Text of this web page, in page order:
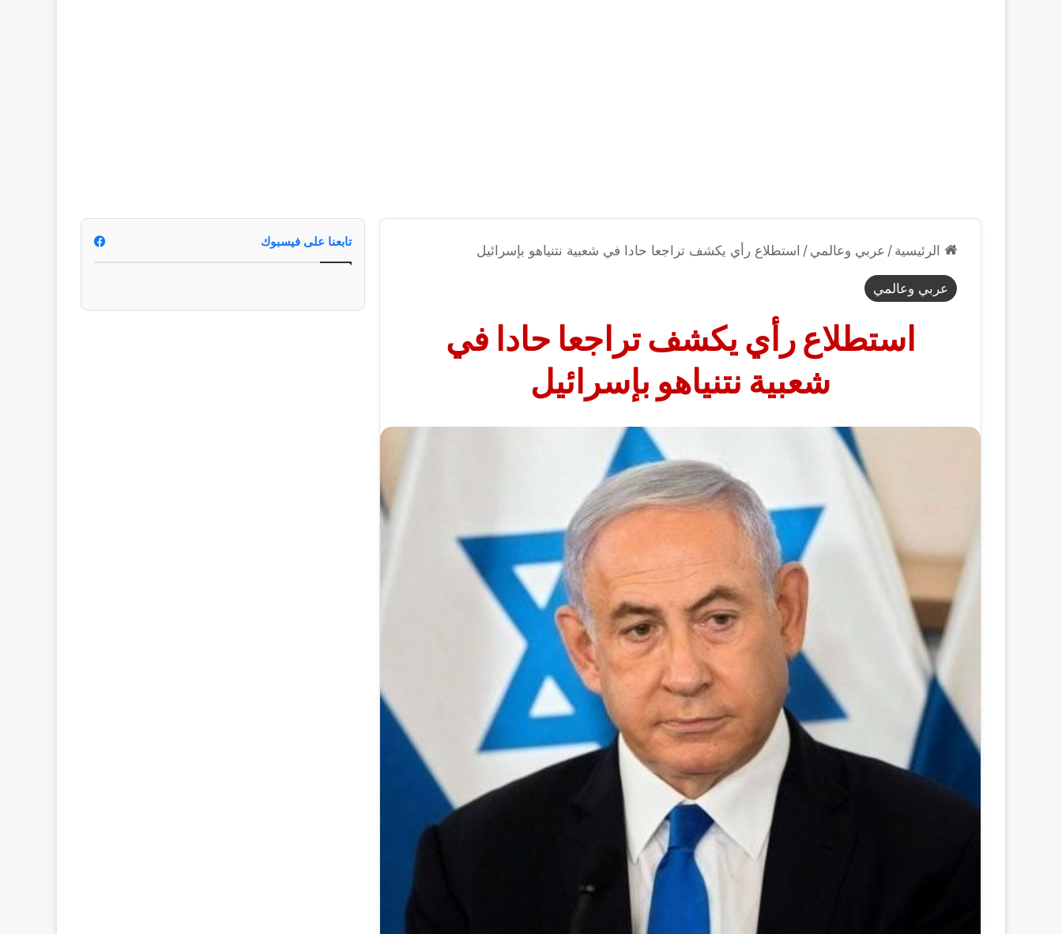
الرئيسية / عربي وعالمي / استطلاع رأي يكشف تراجعا حادا في شعبية نتنياهو بإسرائيل
عربي وعالمي
استطلاع رأي يكشف تراجعا حادا في
شعبية نتنياهو بإسرائيل
تابعنا على فيسبوك